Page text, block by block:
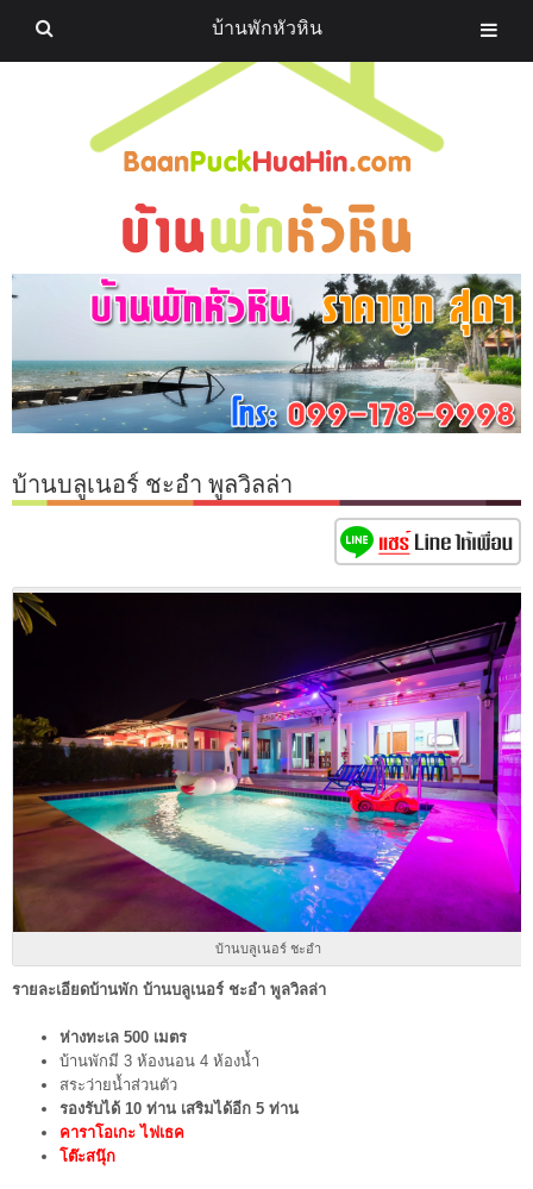
บ้านบลูเนอร์ ชะอำ พูลวิลล่า
บ้านบลูเนอร์ ชะอำ
รายละเอียดบ้านพัก บ้านบลูเนอร์ ชะอำ พูลวิลล่า
ห่างทะเล 500 เมตร
บ้านพักมี 3 ห้องนอน 4 ห้องน้ำ
สระว่ายน้ำส่วนตัว
รองรับได้ 10 ท่าน เสริมได้อีก 5 ท่าน
คาราโอเกะ ไฟเธค
โต๊ะสนุ๊ก
บ้านพักหัวหิน